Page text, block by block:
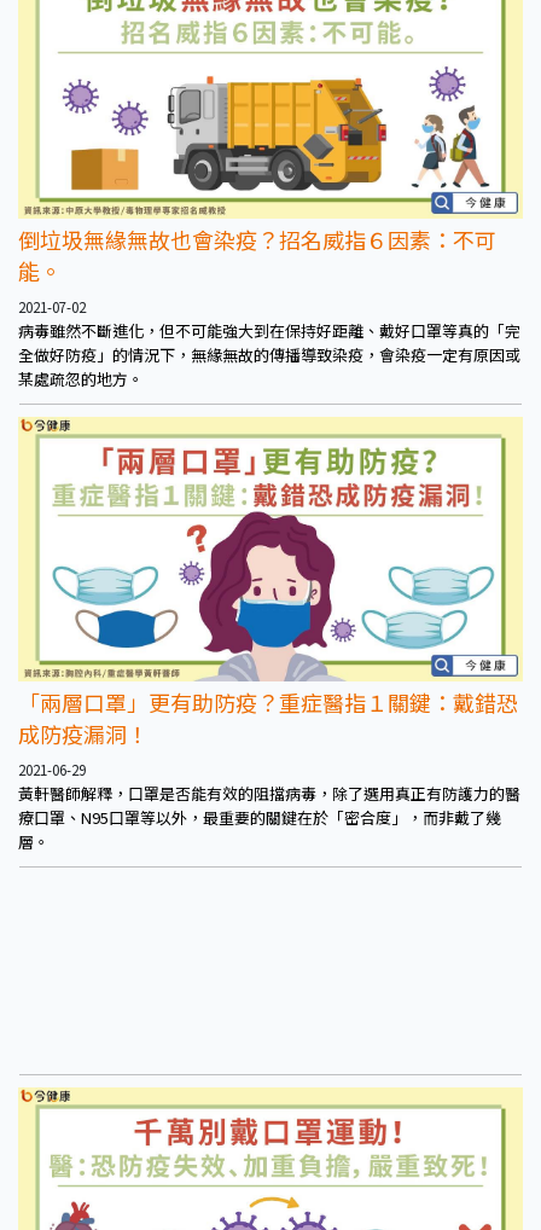
倒垃圾無緣無故也會染疫？招名威指６因素：不可
能。
2021-07-02
病毒雖然不斷進化，但不可能強大到在保持好距離、戴好口罩等真的「完
全做好防疫」的情況下，無緣無故的傳播導致染疫，會染疫一定有原因或
某處疏忽的地方。
「兩層口罩」更有助防疫？重症醫指１關鍵：戴錯恐
成防疫漏洞！
2021-06-29
黃軒醫師解釋，口罩是否能有效的阻擋病毒，除了選用真正有防護力的醫
療口罩、N95口罩等以外，最重要的關鍵在於「密合度」，而非戴了幾
層。